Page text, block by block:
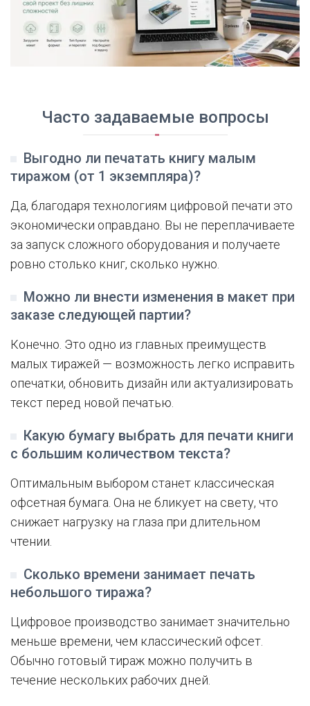
Часто задаваемые вопросы
Выгодно ли печатать книгу малым
тиражом (от 1 экземпляра)?
Да, благодаря технологиям цифровой печати это
экономически оправдано. Вы не переплачиваете
за запуск сложного оборудования и получаете
ровно столько книг, сколько нужно.
Можно ли внести изменения в макет при
заказе следующей партии?
Конечно. Это одно из главных преимуществ
малых тиражей — возможность легко исправить
опечатки, обновить дизайн или актуализировать
текст перед новой печатью.
Какую бумагу выбрать для печати книги
с большим количеством текста?
Оптимальным выбором станет классическая
офсетная бумага. Она не бликует на свету, что
снижает нагрузку на глаза при длительном
чтении.
Сколько времени занимает печать
небольшого тиража?
Цифровое производство занимает значительно
меньше времени, чем классический офсет.
Обычно готовый тираж можно получить в
течение нескольких рабочих дней.